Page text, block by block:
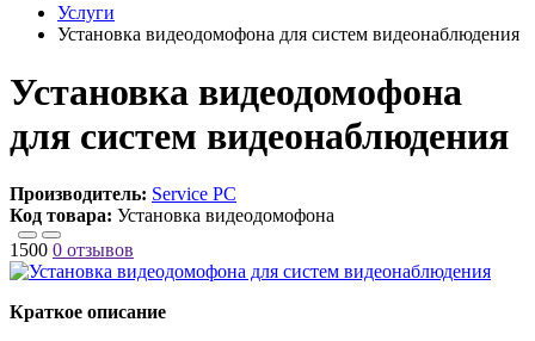
Услуги
Установка видеодомофона для систем видеонаблюдения
Установка видеодомофона
для систем видеонаблюдения
Производитель: Service PC
Код товара: Установка видеодомофона
1500 0 отзывов
Краткое описание